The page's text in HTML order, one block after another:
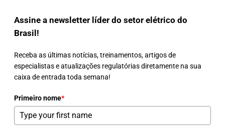
Assine a newsletter líder do setor elétrico do
Brasil!
Receba as últimas notícias, treinamentos, artigos de
especialistas e atualizações regulatórias diretamente na sua
caixa de entrada toda semana!
Primeiro nome*